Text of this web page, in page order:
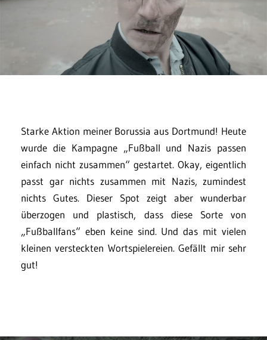
Starke Aktion meiner Borussia aus Dortmund! Heute
wurde die Kampagne „Fußball und Nazis passen
einfach nicht zusammen“ gestartet. Okay, eigentlich
passt gar nichts zusammen mit Nazis, zumindest
nichts Gutes. Dieser Spot zeigt aber wunderbar
überzogen und plastisch, dass diese Sorte von
„Fußballfans“ eben keine sind. Und das mit vielen
kleinen versteckten Wortspielereien. Gefällt mir sehr
gut!